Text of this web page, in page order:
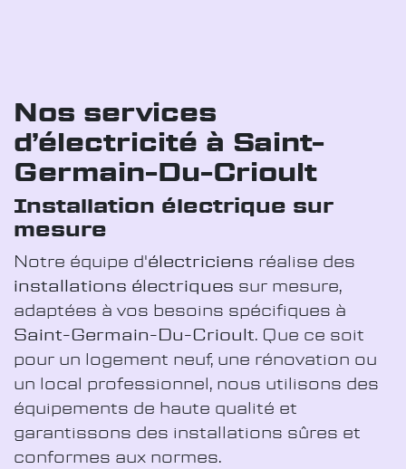
Nos services
d’électricité à Saint-
Germain-Du-Crioult
Installation électrique sur
mesure
Notre équipe d'électriciens réalise des
installations électriques sur mesure,
adaptées à vos besoins spécifiques à
Saint-Germain-Du-Crioult. Que ce soit
pour un logement neuf, une rénovation ou
un local professionnel, nous utilisons des
équipements de haute qualité et
garantissons des installations sûres et
conformes aux normes.